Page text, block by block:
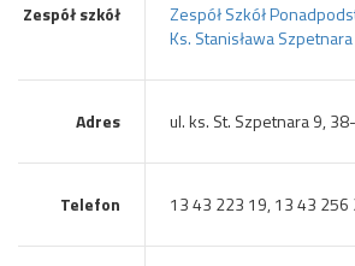
Zespół szkół
Zespół Szkół
Ks. Stanisława Szpetnara
Adres ul. ks. St. Szpetnara 9,
Telefon 13 43 223 19, 13 43 256